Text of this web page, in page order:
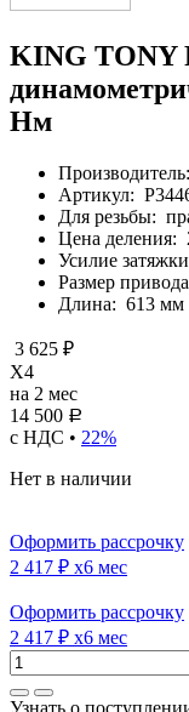
KING TONY
Нм
Производитель:
Артикул:
Для резьбы:
Цена деления:
Усилие
Размер
Длина: 613 мм
3 625 ₽
X4
на 2 мес
14 500 Р
с НДС • 22%
Нет в наличии
Оформить рассрочку
2 417 ₽ x6 мес
Оформить рассрочку
2 417 ₽ x6 мес
Узнать о